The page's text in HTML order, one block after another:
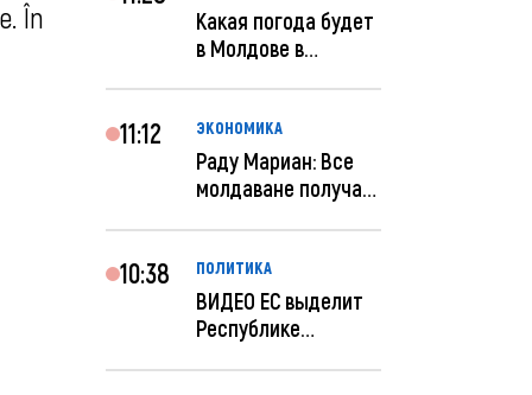
În
Какая погода будет
в Молдове в
11:12 ЭКОНОМИКА
Раду Мариан: Все
молдаване получат
10:38 ПОЛИТИКА
ВИДЕО ЕС выделит
Республике